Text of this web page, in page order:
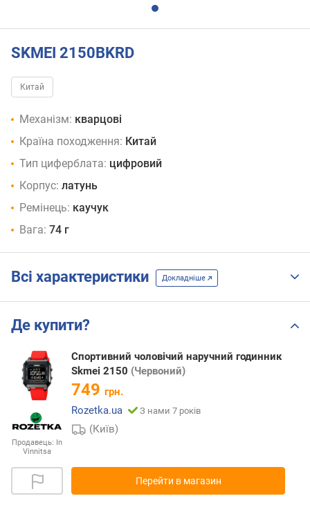
SKMEI 2150BKRD
Китай
Механізм: кварцові
Країна походження: Китай
Тип циферблата: цифровий
Корпус: латунь
Ремінець: каучук
Вага: 74 г
Всі характеристики Докладніше
Де купити?
Продавець: In
Vinnitsa
Cпортивний чоловічий наручний годинник
Skmei 2150 (Червоний)
749 грн.
Rozetka.ua
З нами 7 років
(Київ)
Перейти в магазин